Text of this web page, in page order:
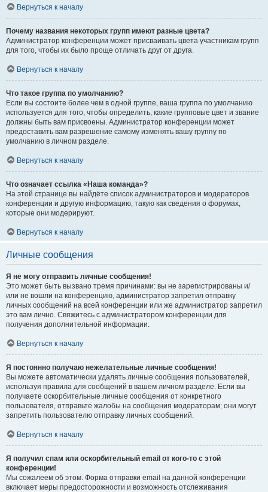
Вернуться к началу
Почему названия некоторых групп имеют разные цвета?
Администратор конференции может присваивать цвета участникам групп
для того, чтобы их было проще отличать друг от друга.
Вернуться к началу
Что такое группа по умолчанию?
Если вы состоите более чем в одной группе, ваша группа по умолчанию
используется для того, чтобы определить, какие групповые цвет и звание
должны быть вам присвоены. Администратор конференции может
предоставить вам разрешение самому изменять вашу группу по
умолчанию в личном разделе.
Вернуться к началу
Что означает ссылка «Наша команда»?
На этой странице вы найдёте список администраторов и модераторов
конференции и другую информацию, такую как сведения о форумах,
которые они модерируют.
Вернуться к началу
Личные сообщения
Я не могу отправить личные сообщения!
Это может быть вызвано тремя причинами: вы не зарегистрированы и/
или не вошли на конференцию, администратор запретил отправку
личных сообщений на всей конференции или же администратор запретил
это вам лично. Свяжитесь с администратором конференции для
получения дополнительной информации.
Вернуться к началу
Я постоянно получаю нежелательные личные сообщения!
Вы можете автоматически удалять личные сообщения пользователей,
используя правила для сообщений в вашем личном разделе. Если вы
получаете оскорбительные личные сообщения от конкретного
пользователя, отправьте жалобы на сообщения модераторам; они могут
запретить пользователю отправку личных сообщений.
Вернуться к началу
Я получил спам или оскорбительный email от кого-то с этой
конференции!
Мы сожалеем об этом. Форма отправки email на данной конференции
включает меры предосторожности и возможность отслеживания